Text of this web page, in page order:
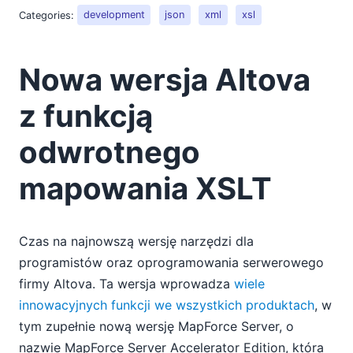
Categories: development json xml xsl
Nowa wersja Altova
z funkcją
odwrotnego
mapowania XSLT
Czas na najnowszą wersję narzędzi dla
programistów oraz oprogramowania serwerowego
firmy Altova. Ta wersja wprowadza wiele
innowacyjnych funkcji we wszystkich produktach, w
tym zupełnie nową wersję MapForce Server, o
nazwie MapForce Server Accelerator Edition, która